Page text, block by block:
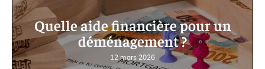
Quelle aide financière pour un
déménagement ?
12 mars 2026